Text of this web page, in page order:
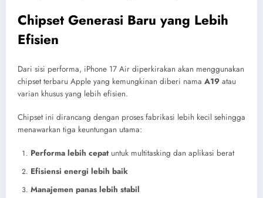
Chipset Generasi Baru yang Lebih
Efisien
Dari sisi performa, iPhone 17 Air diperkirakan akan menggunakan
chipset terbaru Apple yang kemungkinan diberi nama A19 atau
varian khusus yang lebih efisien.
Chipset ini dirancang dengan proses fabrikasi lebih kecil sehingga
menawarkan tiga keuntungan utama:
Performa lebih cepatuntuk multitasking dan aplikasi berat
Efisiensi energi lebih baik
Manajemen panas lebih stabil